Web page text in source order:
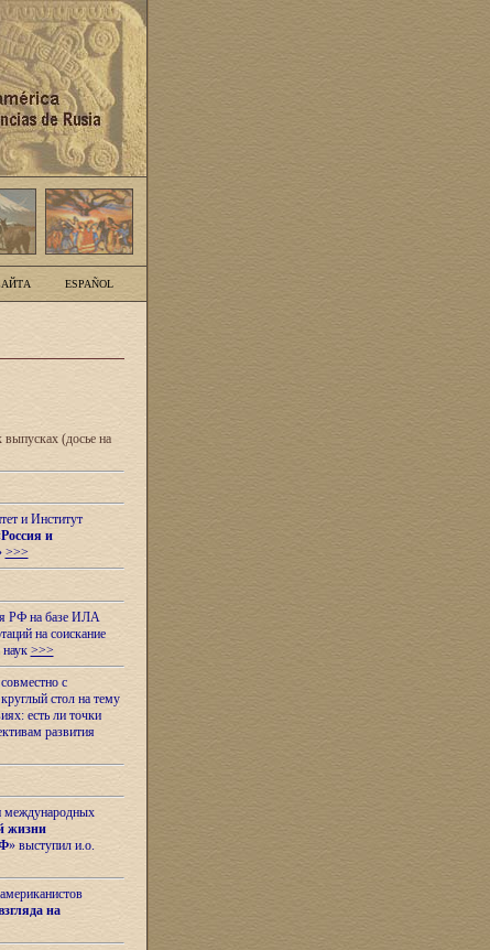
ESPAÑOL
(досье на
и Институт
Россия и
>>>
РФ на базе ИЛА
на соискание
наук >>>
с
стол на тему
есть ли точки
развития
международных
жизни
» выступил и.о.
на